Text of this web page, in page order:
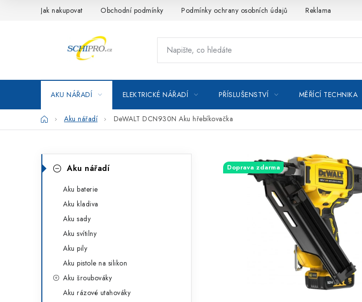
Jak nakupovat Obchodní podmínky Podmínky ochrany osobních údajů Reklamace
AKU NÁŘADÍ ELEKTRICKÉ NÁŘADÍ PŘÍSLUŠENSTVÍ MĚŘÍCÍ TECHNIKA
DomůAku nářadí DeWALT DCN930N Aku hřebíkovačka
P
kategorie
K
a
Aku nářadí
Aku baterie
Aku kladiva
Aku sady
Aku svítilny
Aku pily
Aku pistole na silikon
Aku šroubováky
Aku rázové utahováky
Doprava zdarma